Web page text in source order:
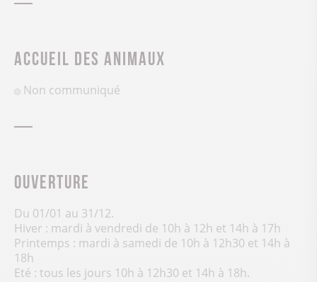
Accueil des animaux
Non communiqué
Ouverture
Du 01/01 au 31/12.
Hiver : mardi à vendredi de 10h à 12h et 14h à 17h
Printemps : mardi à samedi de 10h à 12h30 et 14h à
18h
Eté : tous les jours 10h à 12h30 et 14h à 18h.